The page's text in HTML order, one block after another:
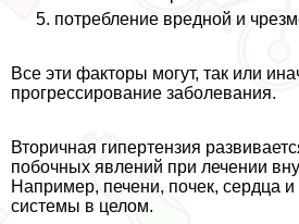
потрeбление вредной и
Все эти факторы могут, так или
прогрессирование заболевания.
Вторичная гипертензия
побочных явлений при лечении
Например, печени, почек, сердца и
системы в целом.